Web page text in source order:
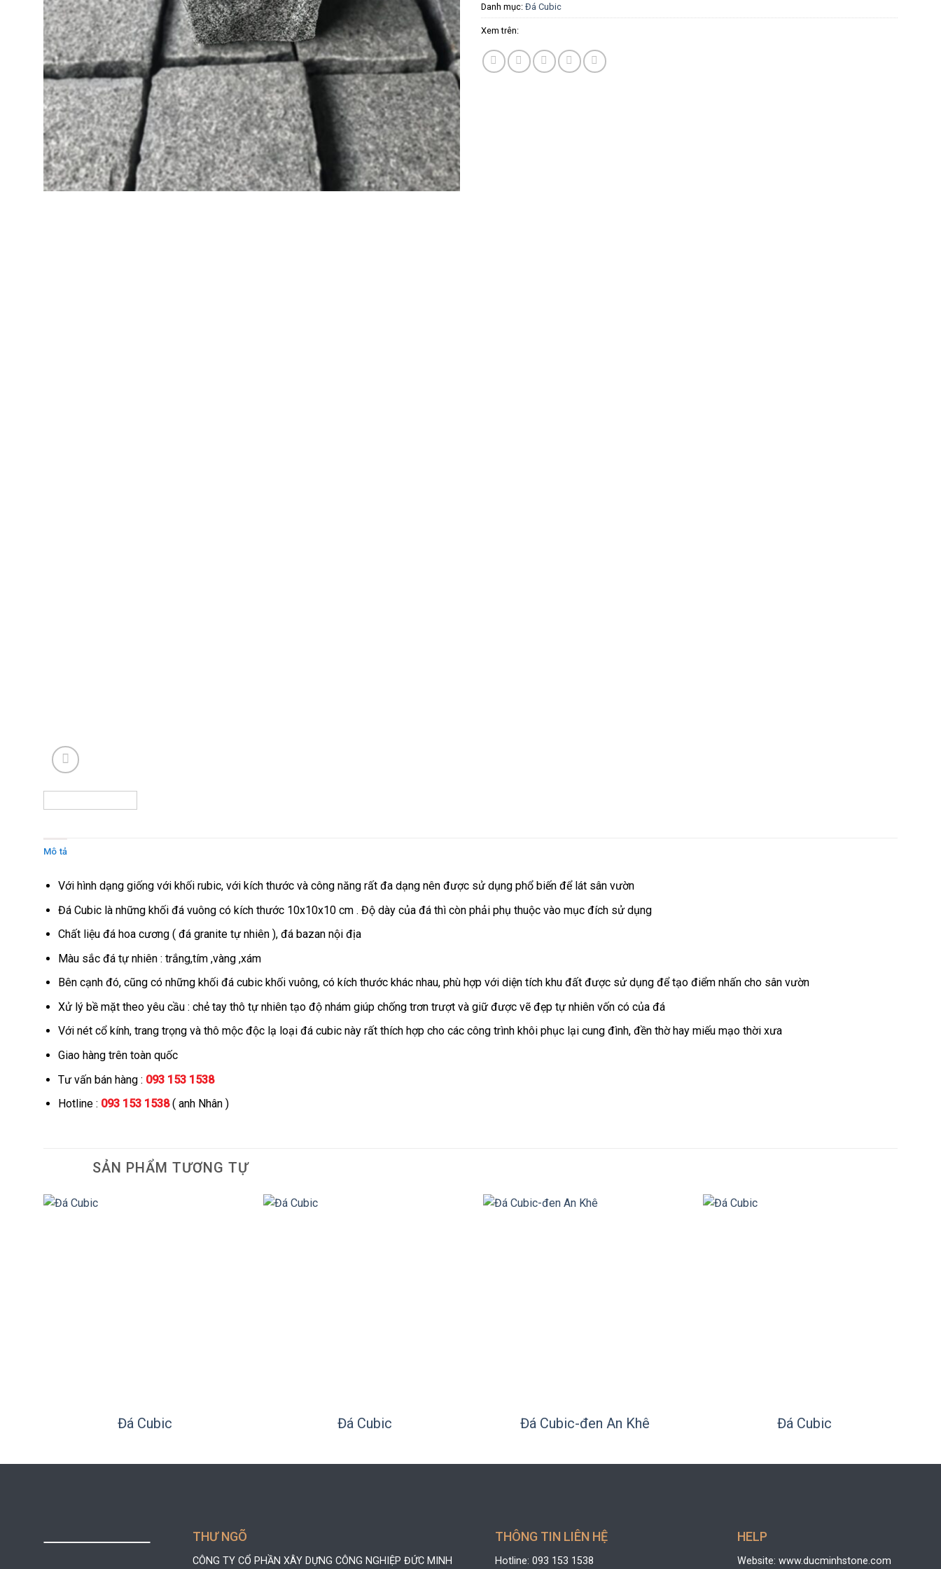
Danh mục: Đá Cubic
Xem trên:
Mô tả
Với hình dạng giống với khối rubic, với kích thước và công năng rất đa dạng nên được sử dụng phổ biến để lát sân vườn
Đá Cubic là những khối đá vuông có kích thước 10x10x10 cm . Độ dày của đá thì còn phải phụ thuộc vào mục đích sử dụng
Chất liệu đá hoa cương ( đá granite tự nhiên ), đá bazan nội địa
Màu sắc đá tự nhiên : trắng,tím ,vàng ,xám
Bên cạnh đó, cũng có những khối đá cubic khối vuông, có kích thước khác nhau, phù hợp với diện tích khu đất được sử dụng để tạo điểm nhấn cho sân vườn
Xử lý bề mặt theo yêu cầu : chẻ tay thô tự nhiên tạo độ nhám giúp chống trơn trượt và giữ được vẽ đẹp tự nhiên vốn có của đá
Với nét cổ kính, trang trọng và thô mộc độc lạ loại đá cubic này rất thích hợp cho các công trình khôi phục lại cung đình, đền thờ hay miếu mạo thời xưa
Giao hàng trên toàn quốc
Tư vấn bán hàng : 093 153 1538
Hotline : 093 153 1538 ( anh Nhân )
SẢN PHẨM TƯƠNG TỰ
Đá Cubic Đá Cubic Đá Cubic-đen An Khê Đá Cubic
THƯ NGÕ
CÔNG TY CỔ PHẦN XÂY DỰNG CÔNG NGHIỆP ĐỨC MINH
THÔNG TIN LIÊN HỆ
Hotline: 093 153 1538
HELP
Website: www.ducminhstone.com